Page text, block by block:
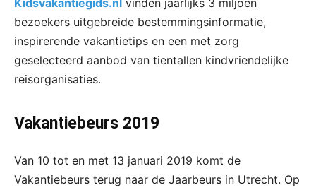
bezoekers uitgebreide bestemmingsinformatie,
inspirerende vakantietips en een met zorg
geselecteerd aanbod van tientallen kindvriendelijke
reisorganisaties.
Vakantiebeurs 2019
Van 10 tot en met 13 januari 2019 komt de
Vakantiebeurs terug naar de Jaarbeurs in Utrecht. Op